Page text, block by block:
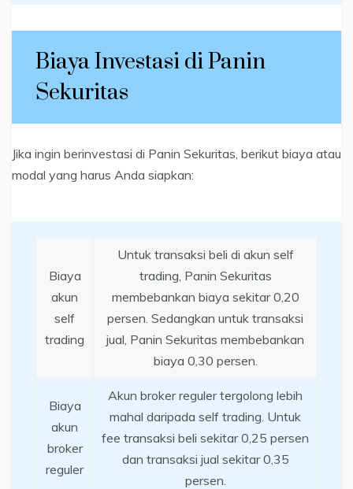
Biaya Investasi di Panin
Sekuritas
Jika ingin berinvestasi di Panin Sekuritas, berikut biaya atau
modal yang harus Anda siapkan:
Biaya
akun
self
trading
Untuk transaksi beli di akun self
trading, Panin Sekuritas
membebankan biaya sekitar 0,20
persen. Sedangkan untuk transaksi
jual, Panin Sekuritas membebankan
biaya 0,30 persen.
Biaya
akun
broker
reguler
Akun broker reguler tergolong lebih
mahal daripada self trading. Untuk
fee transaksi beli sekitar 0,25 persen
dan transaksi jual sekitar 0,35
persen.